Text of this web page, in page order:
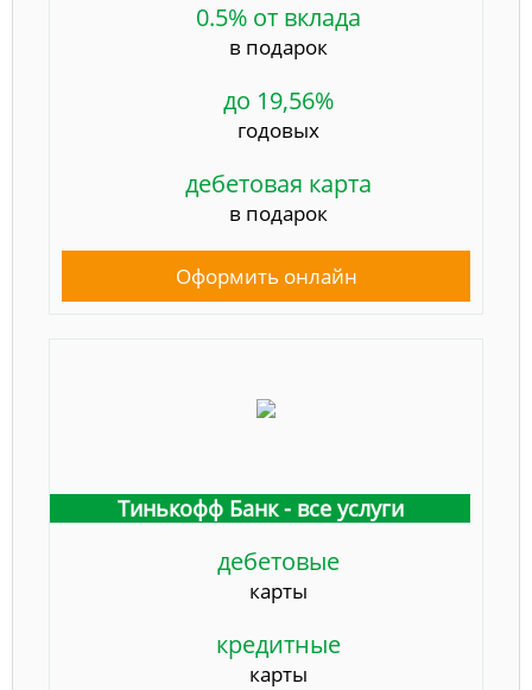
0.5% от вклада
в подарок
до 19,56%
годовых
дебетовая карта
в подарок
Оформить онлайн
Тинькофф Банк - все услуги
дебетовые
карты
кредитные
карты